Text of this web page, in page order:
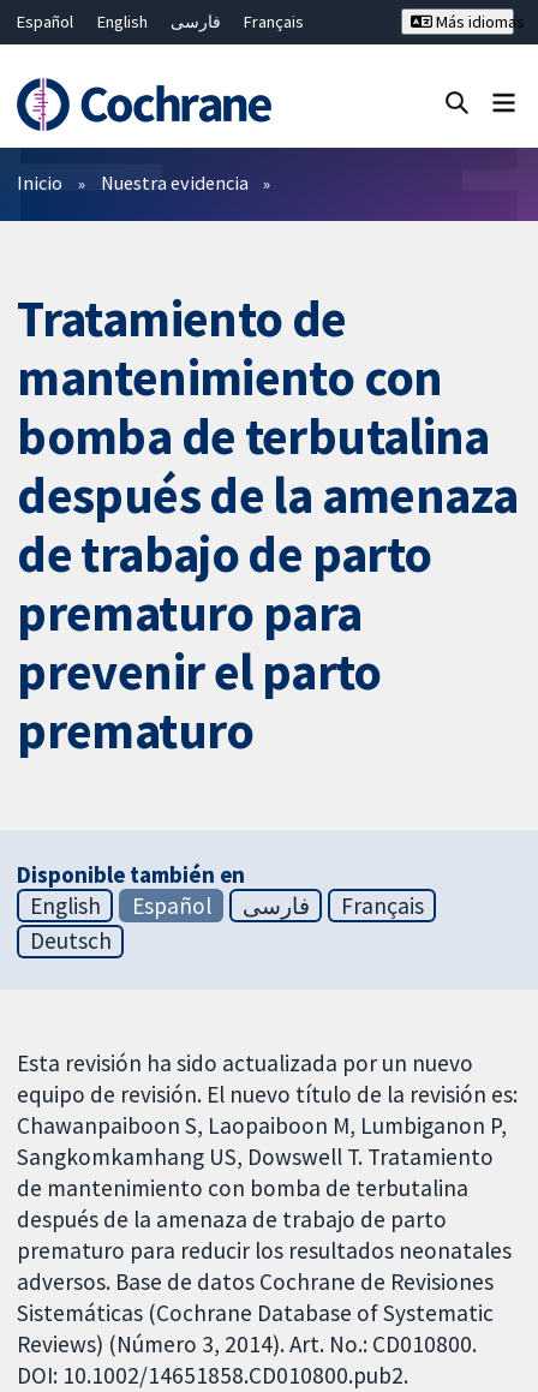
Español English فارسی
Français
Bahasa Malaysia
ไทย 繁體中文
Más idiomas
Filtros
Inicio Nuestra evidencia
Tratamiento de
mantenimiento con
bomba de terbutalina
después de la amenaza
de trabajo de parto
prematuro para
prevenir el parto
prematuro
Disponible también en
English
Español فارسی
Français
Deutsch
Esta revisión ha sido actualizada por un nuevo
equipo de revisión. El nuevo título de la revisión es:
Chawanpaiboon S, Laopaiboon M, Lumbiganon P,
Sangkomkamhang US, Dowswell T. Tratamiento
de mantenimiento con bomba de terbutalina
después de la amenaza de trabajo de parto
prematuro para reducir los resultados neonatales
adversos. Base de datos Cochrane de Revisiones
Sistemáticas (Cochrane Database of Systematic
Reviews) (Número 3, 2014). Art. No.: CD010800.
DOI: 10.1002/14651858.CD010800.pub2.